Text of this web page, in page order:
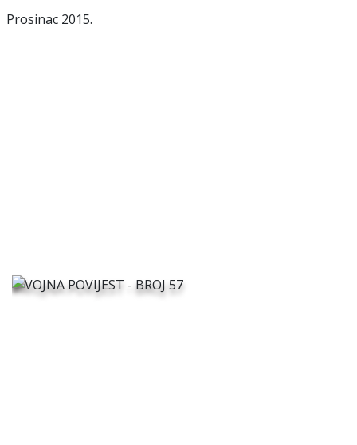
Prosinac 2015.